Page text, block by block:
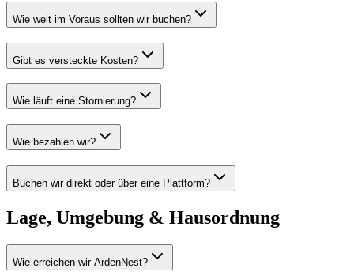
Wie weit im Voraus sollten wir buchen?
Gibt es versteckte Kosten?
Wie läuft eine Stornierung?
Wie bezahlen wir?
Buchen wir direkt oder über eine Plattform?
Lage, Umgebung & Hausordnung
Wie erreichen wir ArdenNest?